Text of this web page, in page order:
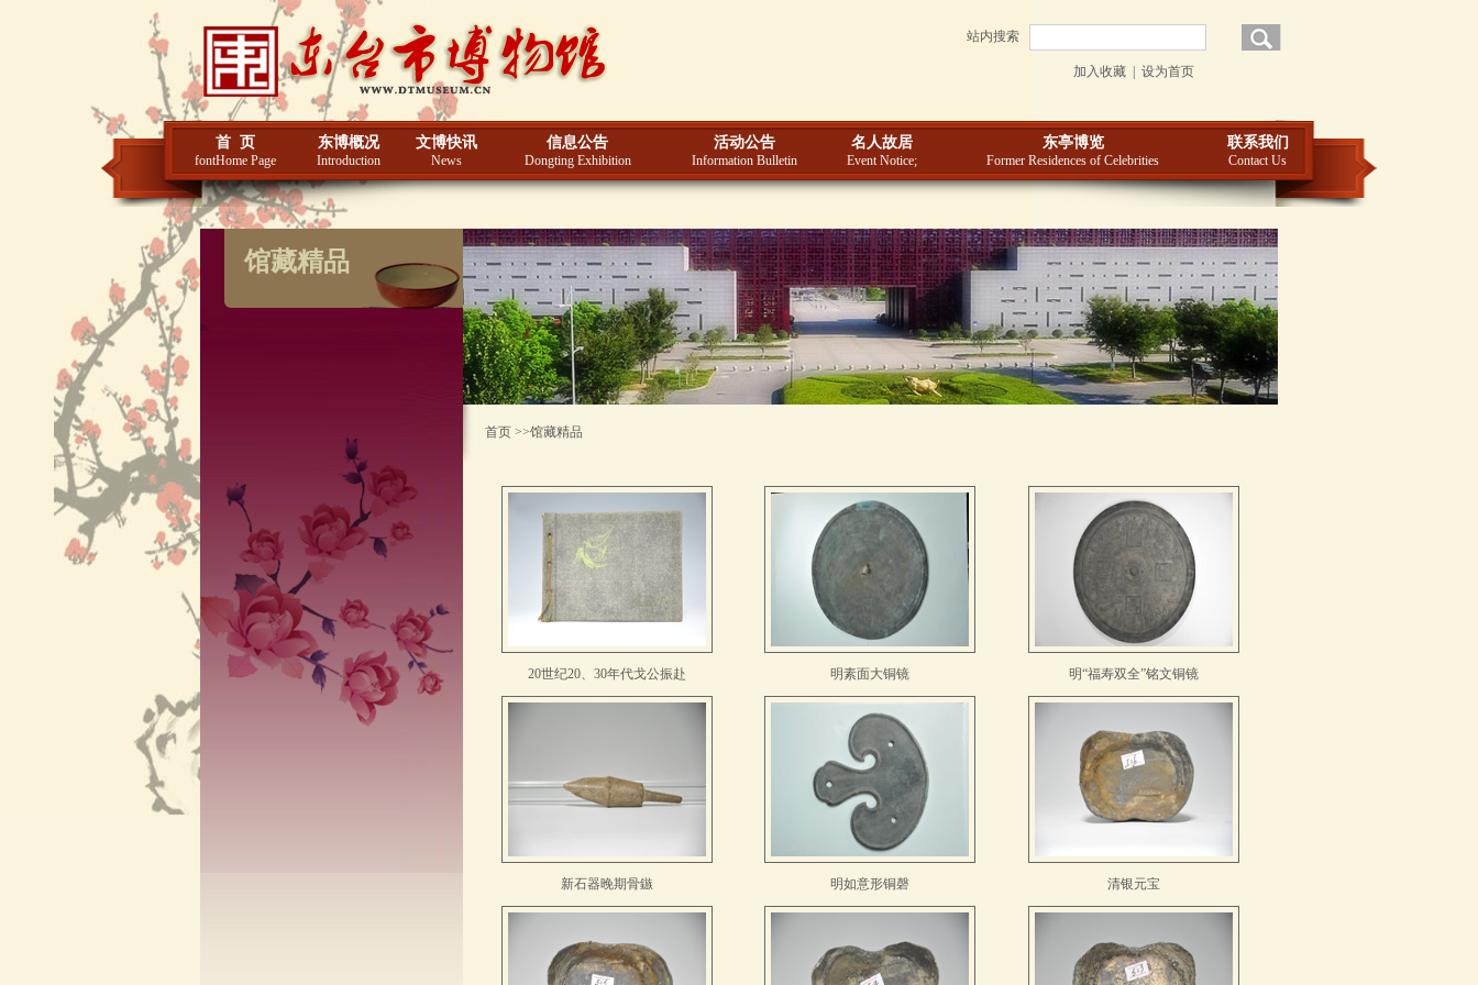
站内搜索
加入收藏| 设为首页
首 页 东博概况 文博快讯 信息公告 活动公告 名人故居 东亭博览 联系我们
fontHome Page Introduction News Dongting Exhibition Information Bulletin Event Notice; Former Residences of Celebrities Contact Us
馆藏精品
首页 >>馆藏精品
20世纪20、30年代戈公振赴 明素面大铜镜 明“福寿双全”铭文铜镜
新石器晚期骨鏃 明如意形铜磬 清银元宝